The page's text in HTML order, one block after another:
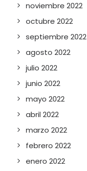
noviembre 2022
octubre 2022
septiembre 2022
agosto 2022
julio 2022
junio 2022
mayo 2022
abril 2022
marzo 2022
febrero 2022
enero 2022